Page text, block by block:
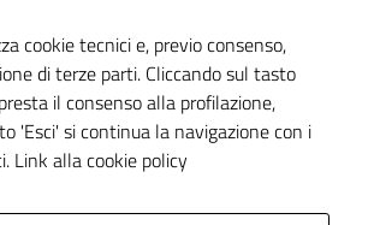
del sito
cookie tecnici e, previo consenso,
di terze parti. Cliccando sul tasto
il consenso alla profilazione,
'Esci' si continua la navigazione con i
Link alla cookie policy